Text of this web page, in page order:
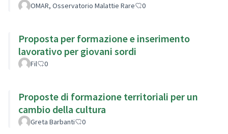
OMAR, Osservatorio Malattie Rare 0
Proposta per formazione e inserimento
lavorativo per giovani sordi
Fil 0
Proposte di formazione territoriali per un
cambio della cultura
Greta Barbanti 0